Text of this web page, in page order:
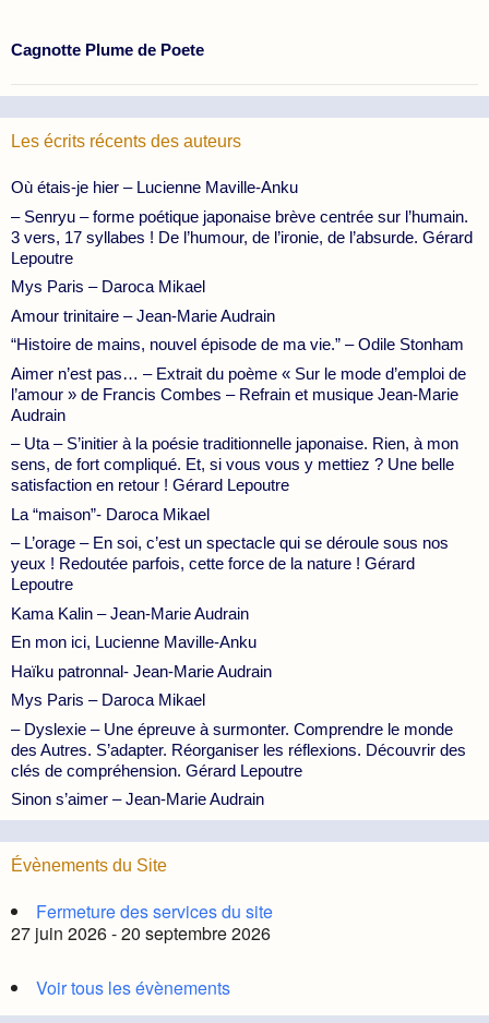
Cagnotte Plume de Poete
Les écrits récents des auteurs
Où étais-je hier – Lucienne Maville-Anku
– Senryu – forme poétique japonaise brève centrée sur l’humain.
3 vers, 17 syllabes ! De l’humour, de l’ironie, de l’absurde. Gérard
Lepoutre
Mys Paris – Daroca Mikael
Amour trinitaire – Jean-Marie Audrain
“Histoire de mains, nouvel épisode de ma vie.” – Odile Stonham
Aimer n’est pas… – Extrait du poème « Sur le mode d’emploi de
l’amour » de Francis Combes – Refrain et musique Jean-Marie
Audrain
– Uta – S’initier à la poésie traditionnelle japonaise. Rien, à mon
sens, de fort compliqué. Et, si vous vous y mettiez ? Une belle
satisfaction en retour ! Gérard Lepoutre
La “maison”- Daroca Mikael
– L’orage – En soi, c’est un spectacle qui se déroule sous nos
yeux ! Redoutée parfois, cette force de la nature ! Gérard
Lepoutre
Kama Kalin – Jean-Marie Audrain
En mon ici, Lucienne Maville-Anku
Haïku patronnal- Jean-Marie Audrain
Mys Paris – Daroca Mikael
– Dyslexie – Une épreuve à surmonter. Comprendre le monde
des Autres. S’adapter. Réorganiser les réflexions. Découvrir des
clés de compréhension. Gérard Lepoutre
Sinon s’aimer – Jean-Marie Audrain
Évènements du Site
Fermeture des services du site
27 juin 2026 - 20 septembre 2026
Voir tous les évènements